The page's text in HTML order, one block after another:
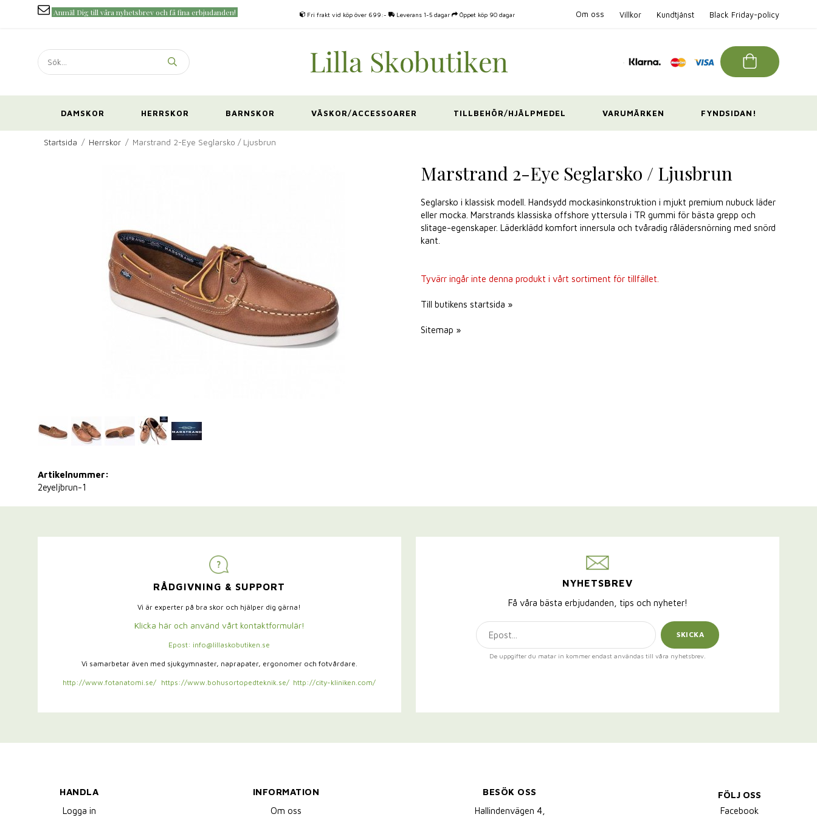
Anmäl Dig till våra nyhetsbrev och få fina erbjudanden! Fri frakt vid köp över 699:- Leverans 1-5 dagar Öppet köp 90 dagar Om oss Villkor Kundtjänst Black Friday-policy
DAMSKOR HERRSKOR BARNSKOR VÄSKOR/ACCESSOARER TILLBEHÖR/HJÄLPMEDEL VARUMÄRKEN FYNDSIDAN!
Startsida / Herrskor / Marstrand 2-Eye Seglarsko / Ljusbrun
Marstrand 2-Eye Seglarsko / Ljusbrun
Seglarsko i klassisk modell. Handsydd mockasinkonstruktion i mjukt premium nubuck läder
eller mocka. Marstrands klassiska offshore yttersula i TR gummi för bästa grepp och
slitage-egenskaper. Läderklädd komfort innersula och tvåradig rålädersnörning med snörd
kant.
Tyvärr ingår inte denna produkt i vårt sortiment för tillfället.
Till butikens startsida »
Sitemap »
Artikelnummer:
2eyeljbrun-1
RÅDGIVNING & SUPPORT
Vi är experter på bra skor och hjälper dig gärna!
Klicka här och använd vårt kontaktformulär!
Epost: info@lillaskobutiken.se
Vi samarbetar även med sjukgymnaster, naprapater, ergonomer och fotvårdare.
http://www.fotanatomi.se/ https://www.bohusortopedteknik.se/ http://city-kliniken.com/
NYHETSBREV
Få våra bästa erbjudanden, tips och nyheter!
SKICKA
De uppgifter du matar in kommer endast användas till våra nyhetsbrev.
HANDLA
Logga in
INFORMATION
Om oss
BESÖK OSS
Hallindenvägen 4,
FÖLJ OSS
Facebook